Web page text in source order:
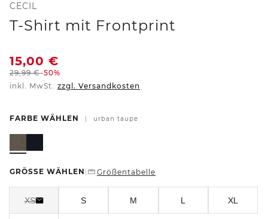
CECIL
T-Shirt mit Frontprint
15,00 €
29,99€-50%
inkl. MwSt. zzgl. Versandkosten
FARBE WÄHLEN | urban taupe
GRÖSSE WÄHLEN | Größentabelle
XS S M L XL